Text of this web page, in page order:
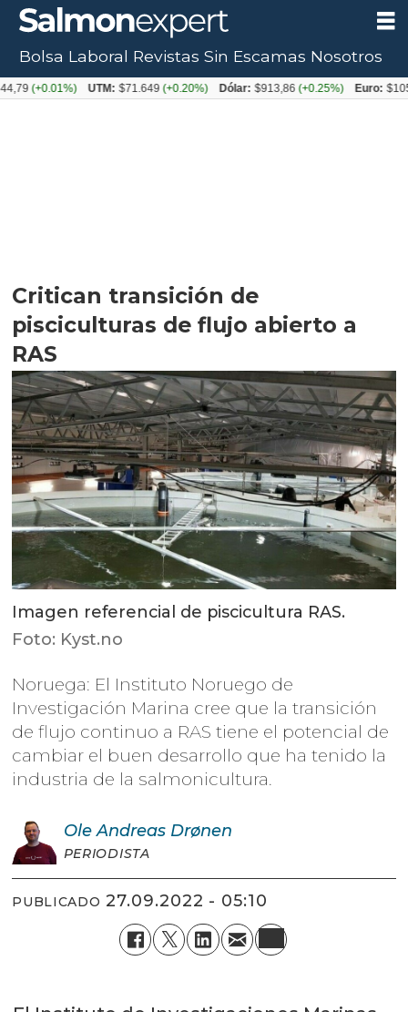
Critican transición de
pisciculturas de flujo abierto a
RAS
Imagen referencial de piscicultura RAS.
Foto: Kyst.no
Noruega: El Instituto Noruego de
Investigación Marina cree que la transición
de flujo continuo a RAS tiene el potencial de
cambiar el buen desarrollo que ha tenido la
industria de la salmonicultura.
Ole Andreas Drønen
PERIODISTA
PUBLICADO 27.09.2022 - 05:10
Bolsa Laboral Revistas Sin Escamas Nosotros
UTM: $71.649(+0.20%) Dólar: $913,86(+0.25%) Euro: $1053,08(-